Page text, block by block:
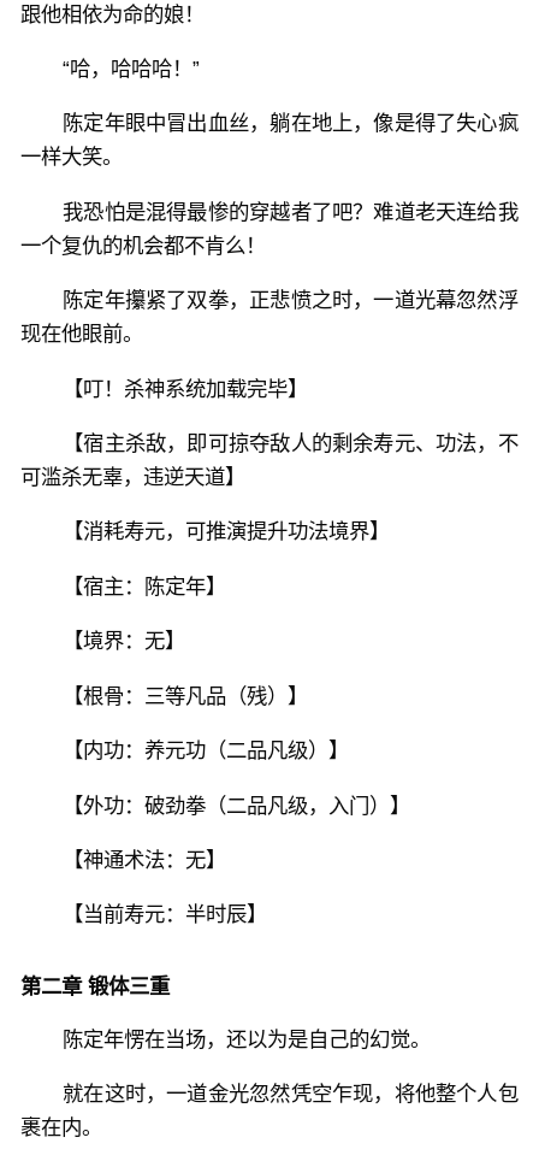
跟他相依为命的娘！
“哈，哈哈哈！”
陈定年眼中冒出血丝，躺在地上，像是得了失心疯
一样大笑。
我恐怕是混得最惨的穿越者了吧？难道老天连给我
一个复仇的机会都不肯么！
陈定年攥紧了双拳，正悲愤之时，一道光幕忽然浮
现在他眼前。
【叮！杀神系统加载完毕】
【宿主杀敌，即可掠夺敌人的剩余寿元、功法，不
可滥杀无辜，违逆天道】
【消耗寿元，可推演提升功法境界】
【宿主：陈定年】
【境界：无】
【根骨：三等凡品（残）】
【内功：养元功（二品凡级）】
【外功：破劲拳（二品凡级，入门）】
【神通术法：无】
【当前寿元：半时辰】
第二章 锻体三重
陈定年愣在当场，还以为是自己的幻觉。
就在这时，一道金光忽然凭空乍现，将他整个人包
裹在内。